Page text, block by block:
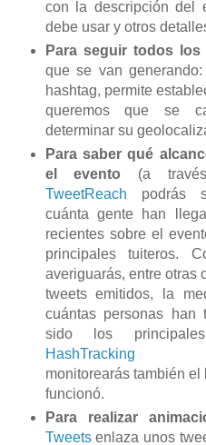
con la descripción del
debe usar y otros
Para seguir todos los
que se van generando:
hashtag, permite
queremos que se
determinar su
Para saber qué
el evento (a
TweetReach podrás
cuánta gente han
recientes sobre el
principales tuiteros.
averiguarás, entre otras
tweets emitidos, la
cuántas personas han
sido los
HashTracking
monitorearás también el
funcionó.
Para realizar
Tweetsenlaza unos